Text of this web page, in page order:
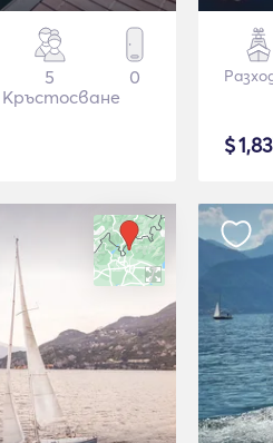
5
Кръстосване
0
$